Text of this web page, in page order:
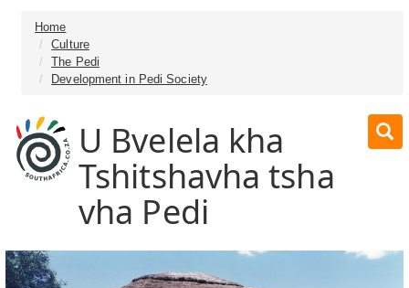
Home
Culture
The Pedi
Development in Pedi Society
U Bvelela kha
Tshitshavha tsha
vha Pedi